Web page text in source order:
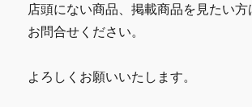
店頭にない商品、掲載商品を見たい
お問合せください。
よろしくお願いいたします。